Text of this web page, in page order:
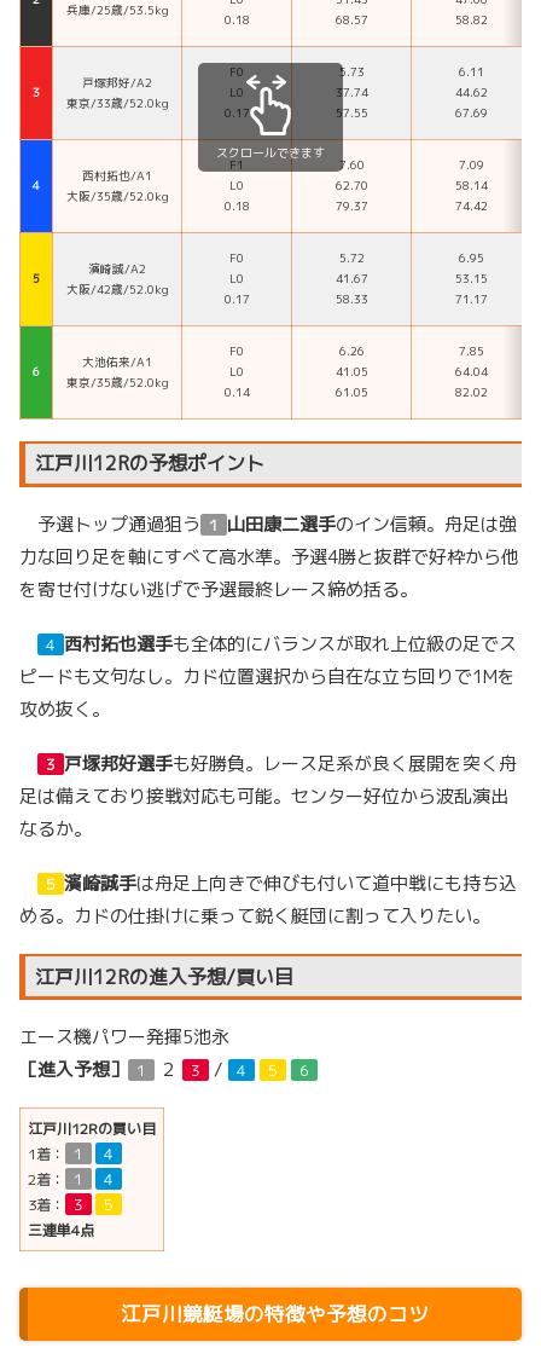
兵庫/25歳/53.5kg
0.18
68.57
58.82
３
戸塚邦好/A2
東京/33歳/52.0kg
F0
L0
0.17
5.73
37.74
57.55
6.11
44.62
67.69
４
西村拓也/A1
大阪/35歳/52.0kg
F1
L0
0.18
7.60
62.70
79.37
7.09
58.14
74.42
５
濱崎誠/A2
大阪/42歳/52.0kg
F0
L0
0.17
5.72
41.67
58.33
6.95
53.15
71.17
６
大池佑来/A1
東京/35歳/52.0kg
F0
L0
0.14
6.26
41.05
61.05
7.85
64.04
82.02
スクロールできます
江戸川12Rの予想ポイント
予選トップ通過狙う １ 山田康二選手のイン信頼。舟足は強
力な回り足を軸にすべて高水準。予選4勝と抜群で好枠から他
を寄せ付けない逃げで予選最終レース締め括る。
４ 西村拓也選手も全体的にバランスが取れ上位級の足でス
ピードも文句なし。カド位置選択から自在な立ち回りで1Mを
攻め抜く。
３ 戸塚邦好選手も好勝負。レース足系が良く展開を突く舟
足は備えており接戦対応も可能。センター好位から波乱演出
なるか。
５ 濱崎誠手は舟足上向きで伸びも付いて道中戦にも持ち込
める。カドの仕掛けに乗って鋭く艇団に割って入りたい。
江戸川12Rの進入予想/買い目
エース機パワー発揮5池永
［進入予想］
１ ２ ３ / ４ ５ ６
江戸川12Rの買い目
1着：
１
４
2着：
１
４
3着：
３
５
三連単4点
江戸川競艇場の特徴や予想のコツ